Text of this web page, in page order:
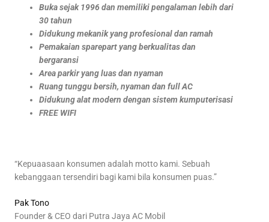
Buka sejak 1996 dan memiliki pengalaman lebih dari
30 tahun
Didukung mekanik yang profesional dan ramah
Pemakaian sparepart yang berkualitas dan
bergaransi
Area parkir yang luas dan nyaman
Ruang tunggu bersih, nyaman dan full AC
Didukung alat modern dengan sistem kumputerisasi
FREE WIFI
“Kepuaasaan konsumen adalah motto kami. Sebuah
kebanggaan tersendiri bagi kami bila konsumen puas.”
Pak Tono
Founder & CEO dari Putra Jaya AC Mobil